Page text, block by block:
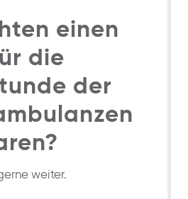
einen
die
der
weiter.